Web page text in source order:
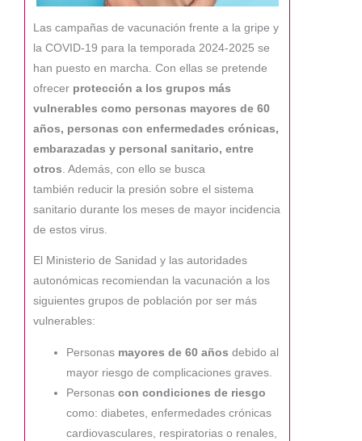
Las campañas de vacunación frente a la gripe y
la COVID-19 para la temporada 2024-2025 se
han puesto en marcha. Con ellas se pretende
ofrecer protección a los grupos más
vulnerables como personas mayores de 60
años, personas con enfermedades crónicas,
embarazadas y personal sanitario, entre
otros . Además, con ello se busca
también reducir la presión sobre el sistema
sanitario durante los meses de mayor incidencia
de estos virus.
El Ministerio de Sanidad y las autoridades
autonómicas recomiendan la vacunación a los
siguientes grupos de población por ser más
vulnerables:
Personas mayores de 60 añosdebido al
mayor riesgo de complicaciones graves.
Personascon condiciones de riesgo
como: diabetes, enfermedades crónicas
cardiovasculares, respiratorias o renales,